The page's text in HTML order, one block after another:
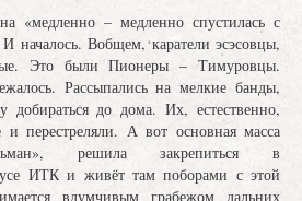
«медленно – медленно спустилась с
началось. Вобщем, каратели эсэсовцы,
Это были Пионеры – Тимуровцы.
Рассыпались на мелкие банды,
до дома. Их, естественно,
перестреляли. А вот основная масса
решила закрепиться в
ИТК и живёт там поборами с этой
вдумчивым грабежом дальних